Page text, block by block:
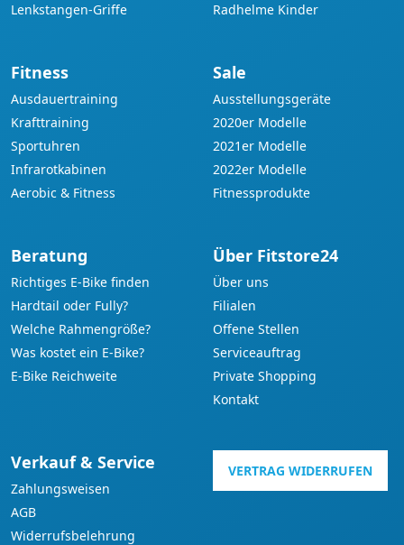
Lenkstangen-Griffe
Radhelme Kinder
Fitness
Ausdauertraining
Krafttraining
Sportuhren
Infrarotkabinen
Aerobic & Fitness
Sale
Ausstellungsgeräte
2020er Modelle
2021er Modelle
2022er Modelle
Fitnessprodukte
Beratung
Richtiges E-Bike finden
Hardtail oder Fully?
Welche Rahmengröße?
Was kostet ein E-Bike?
E-Bike Reichweite
Über Fitstore24
Über uns
Filialen
Offene Stellen
Serviceauftrag
Private Shopping
Kontakt
Verkauf & Service
Zahlungsweisen
AGB
Widerrufsbelehrung
VERTRAG WIDERRUFEN